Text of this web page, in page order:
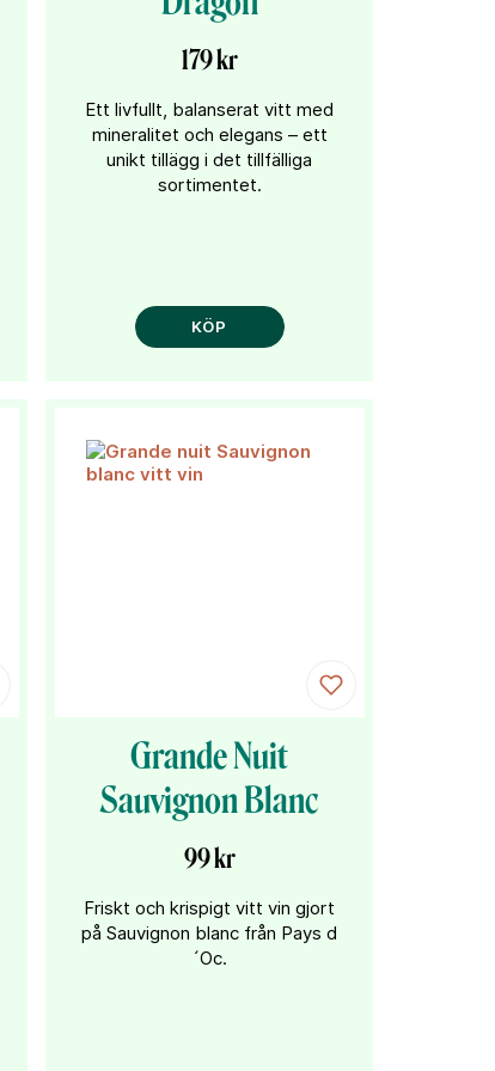
179 kr
Ett livfullt, balanserat vitt med
mineralitet och elegans – ett
unikt tillägg i det tillfälliga
sortimentet.
KÖP
Grande Nuit
Sauvignon Blanc
99 kr
Friskt och krispigt vitt vin gjort
på Sauvignon blanc från Pays d
´Oc.